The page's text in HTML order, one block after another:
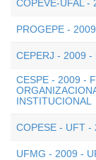
COPEVE-UFAL -
PROGEPE -
CEPERJ - 2009 -
CESPE - 2009 -
INSTITUCIONAL
COPESE - UFT -
UFMG - 2009 -